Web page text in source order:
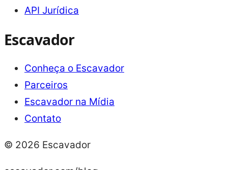
API Jurídica
Escavador
Conheça o Escavador
Parceiros
Escavador na Mídia
Contato
© 2026 Escavador